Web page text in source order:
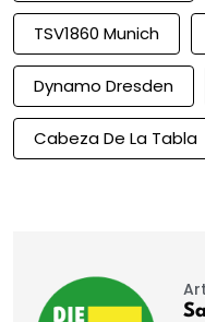
TSV1860 Munich
Dynamo Dresden
Cabeza De La Tabla